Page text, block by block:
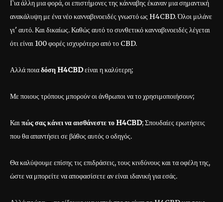
Για άλλη μια φορά, οι επιστήμονες της κάνναβης έκαναν μια σημαντική
ανακάλυψη με ένα νέο κανναβινοειδές γνωστό ως H4CBD. Όλοι μιλάνε
γι' αυτό. Και δικαίως. Καθώς αυτό το συνθετικό κανναβινοειδές λέγεται
ότι είναι 100 φορές ισχυρότερο από το CBD.
Αλλά ποιαδόση H4CBDείναι η καλύτερη;
Με ποιους τρόπους μπορούν οι άνθρωποι να το χρησιμοποιήσουν;
Καιπώς σας κάνει να αισθάνεστε το H4CBD; Σπουδαίες ερωτήσεις
που θα απαντήσει σε βάθος αυτός ο οδηγός.
Θα καλύψουμε επίσης τις επιδράσεις, τους κινδύνους και τα οφέλη της,
ώστε να μπορείτε να αποφασίσετε αν είναι ιδανική για εσάς.